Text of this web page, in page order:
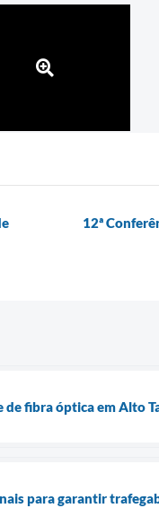
12ª
fibra óptica em Alto
para garantir